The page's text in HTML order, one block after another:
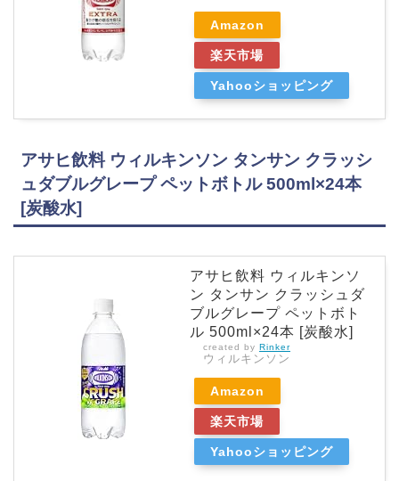
Amazon
楽天市場
Yahooショッピング
アサヒ飲料 ウィルキンソン タンサン クラッシ
ュダブルグレープ ペットボトル 500ml×24本
[炭酸水]
アサヒ飲料 ウィルキンソ
ン タンサン クラッシュダ
ブルグレープ ペットボト
ル 500ml×24本 [炭酸水]
created by Rinker
ウィルキンソン
Amazon
楽天市場
Yahooショッピング